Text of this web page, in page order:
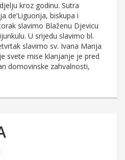
kroz godinu. Sutra
de’Liguorija, biskupa i
slavimo Blaženu Djevicu
U srijedu slavimo bl.
slavimo sv. Ivana Marija
svete mise klanjanje je pred
domovinske zahvalnosti,